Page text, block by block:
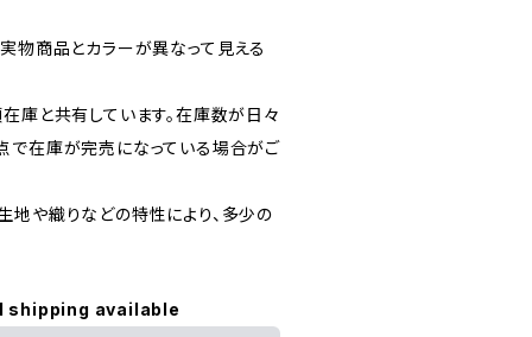
物商品とカラーが異なって見える
庫と共有しています。在庫数が日々
で在庫が完売になっている場合がご
や織りなどの特性により、多少の
shipping available